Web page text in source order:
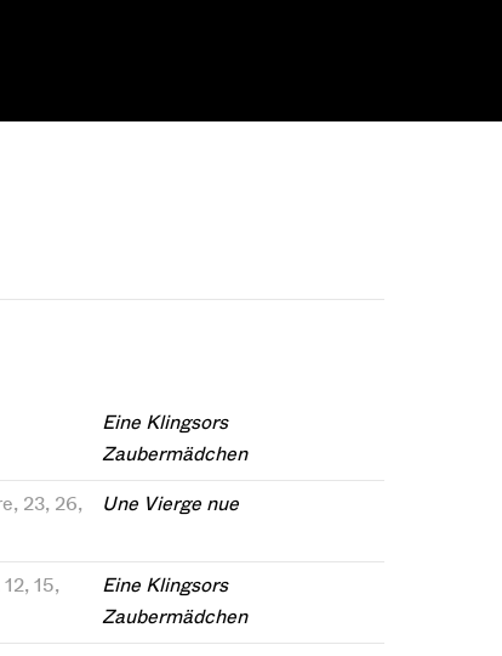
Eine Klingsors
Zaubermädchen
23, 26,
Une Vierge nue
15,
Eine Klingsors
Zaubermädchen